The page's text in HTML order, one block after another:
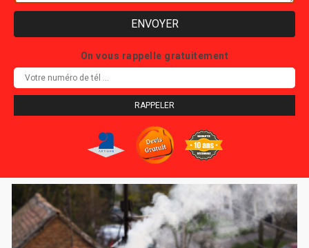
On vous rappelle gratuitement